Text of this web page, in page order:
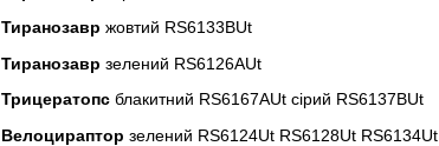
Тиранозавр жовтий RS6133BUt
Тиранозавр зелений RS6126AUt
Трицератопс блакитний RS6167AUt сірий RS6137BUt
Велоцираптор зелений RS6124Ut RS6128Ut RS6134Ut